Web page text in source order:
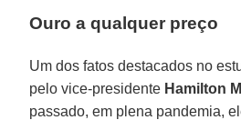
Ouro a qualquer preço
Um dos fatos destacados no
pelo vice-presidente Hamilton
passado, em plena pandemia,